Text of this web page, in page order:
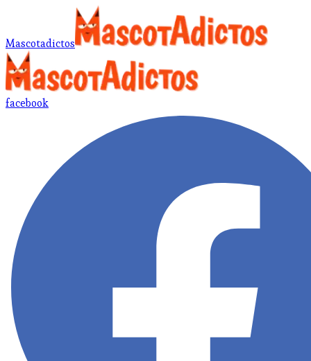
Mascotadictos
facebook